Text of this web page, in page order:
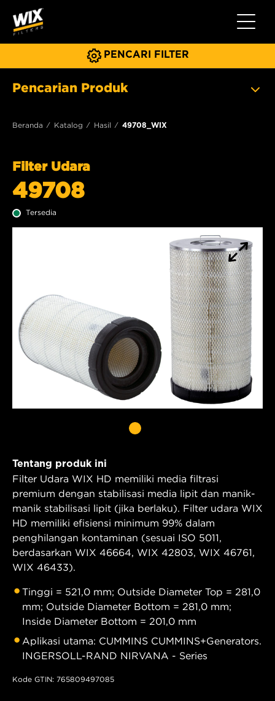
Beralih
PENCARI FILTER
Pencarian Produk
Beranda Katalog Hasil 49708_WIX
Filter Udara
49708
Tersedia
Tentang produk ini
Filter Udara WIX HD memiliki media filtrasi
premium dengan stabilisasi media lipit dan manik-
manik stabilisasi lipit (jika berlaku). Filter udara WIX
HD memiliki efisiensi minimum 99% dalam
penghilangan kontaminan (sesuai ISO 5011,
berdasarkan WIX 46664, WIX 42803, WIX 46761,
WIX 46433).
Tinggi = 521,0 mm; Outside Diameter Top = 281,0
mm; Outside Diameter Bottom = 281,0 mm;
Inside Diameter Bottom = 201,0 mm
Aplikasi utama: CUMMINS CUMMINS+Generators.
INGERSOLL-RAND NIRVANA - Series
Kode GTIN: 765809497085